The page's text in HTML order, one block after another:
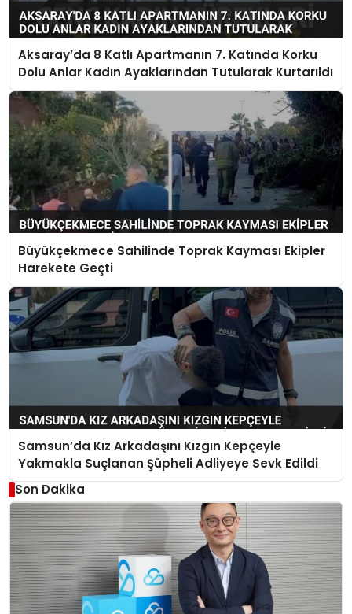
Aksaray’da 8 Katlı Apartmanın 7. Katında Korku
Dolu Anlar Kadın Ayaklarından Tutularak Kurtarıldı
Büyükçekmece Sahilinde Toprak Kayması Ekipler
Harekete Geçti
Samsun’da Kız Arkadaşını Kızgın Kepçeyle
Yakmakla Suçlanan Şüpheli Adliyeye Sevk Edildi
Son Dakika